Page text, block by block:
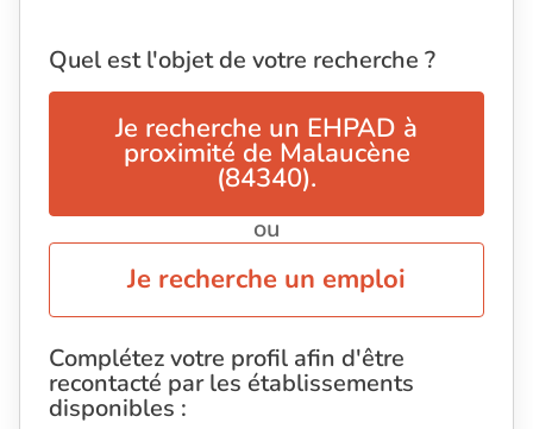
Quel est l'objet de votre recherche ?
Je recherche un EHPAD à
proximité de Malaucène
(84340).
ou
Je recherche un emploi
Complétez votre profil afin d'être
recontacté par les établissements
disponibles :